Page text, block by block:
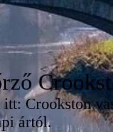
Crookston
ártól.